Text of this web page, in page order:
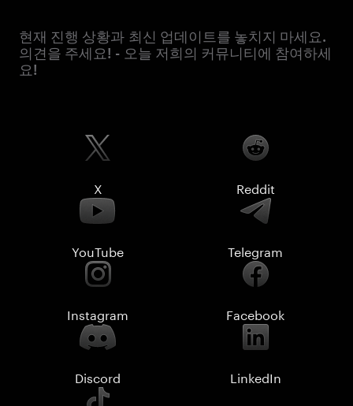
현재 진행 상황과 최신 업데이트를 놓치지 마세요.
의견을 주세요! - 오늘 저희의 커뮤니티에 참여하세
요!
X Reddit
YouTube Telegram
Instagram Facebook
Discord LinkedIn